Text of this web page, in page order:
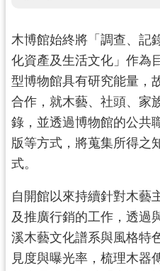
木博館始終將「調查、記
化資產及生活文化」作為
型博物館具有研究能量，
合作，就木藝、社頭、家
錄，並透過博物館的公共
版等方式，將蒐集所得之
式。
自開館以來持續針對木藝
及推廣行銷的工作，透過
溪木藝文化譜系與風格特
見度與曝光率，梳理木器